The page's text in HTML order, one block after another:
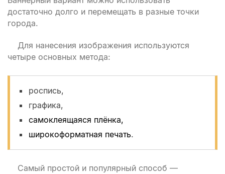
достаточно долго и перемещать в разные точки
города.
Для нанесения изображения используются
четыре основных метода:
роспись,
графика,
самоклеящаяся плёнка,
широкоформатная печать.
Самый простой и популярный способ —